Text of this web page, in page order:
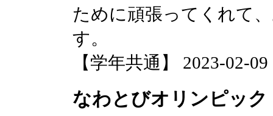
ために頑張ってくれて
す。
【学年共通】 2023-02-
なわとびオリンピッ